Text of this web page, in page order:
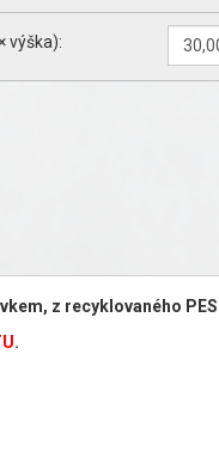
výška):
z recyklovaného PES
.